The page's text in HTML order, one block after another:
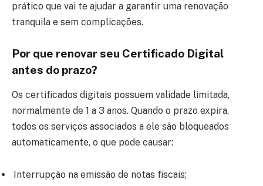
prático que vai te ajudar a garantir uma renovação
tranquila e sem complicações.
Por que renovar seu Certificado Digital
antes do prazo?
Os certificados digitais possuem validade limitada,
normalmente de 1 a 3 anos. Quando o prazo expira,
todos os serviços associados a ele são bloqueados
automaticamente, o que pode causar:
Interrupção na emissão de notas fiscais;